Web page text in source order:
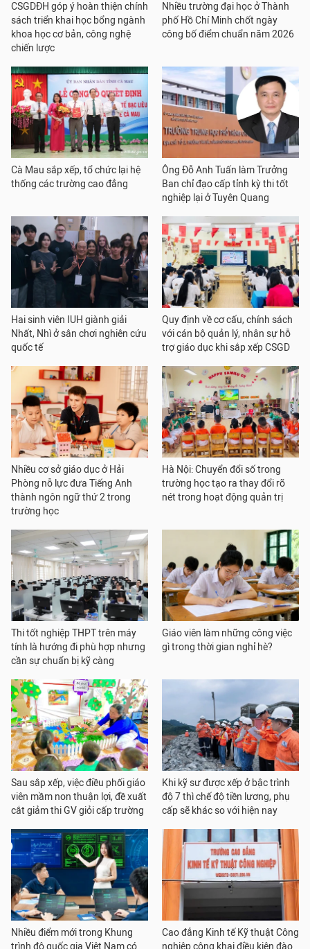
CSGDĐH góp ý hoàn thiện chính
sách triển khai học bổng ngành
khoa học cơ bản, công nghệ
chiến lược
Nhiều trường đại học ở Thành
phố Hồ Chí Minh chốt ngày
công bố điểm chuẩn năm 2026
Cà Mau sắp xếp, tổ chức lại hệ
thống các trường cao đẳng
Ông Đỗ Anh Tuấn làm Trưởng
Ban chỉ đạo cấp tỉnh kỳ thi tốt
nghiệp lại ở Tuyên Quang
Hai sinh viên IUH giành giải
Nhất, Nhì ở sân chơi nghiên cứu
quốc tế
Quy định về cơ cấu, chính sách
với cán bộ quản lý, nhân sự hỗ
trợ giáo dục khi sắp xếp CSGD
Nhiều cơ sở giáo dục ở Hải
Phòng nỗ lực đưa Tiếng Anh
thành ngôn ngữ thứ 2 trong
trường học
Hà Nội: Chuyển đổi số trong
trường học tạo ra thay đổi rõ
nét trong hoạt động quản trị
Thi tốt nghiệp THPT trên máy
tính là hướng đi phù hợp nhưng
cần sự chuẩn bị kỹ càng
Giáo viên làm những công việc
gì trong thời gian nghỉ hè?
Sau sắp xếp, việc điều phối giáo
viên mầm non thuận lợi, đề xuất
cắt giảm thi GV giỏi cấp trường
Khi kỹ sư được xếp ở bậc trình
độ 7 thì chế độ tiền lương, phụ
cấp sẽ khác so với hiện nay
Nhiều điểm mới trong Khung
trình độ quốc gia Việt Nam có
Cao đẳng Kinh tế Kỹ thuật Công
nghiệp công khai điều kiện đào